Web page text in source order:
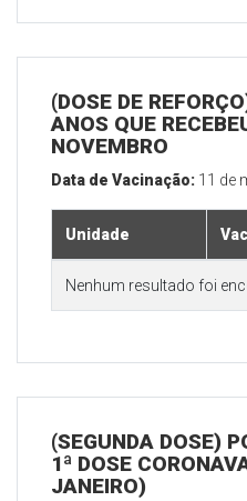
(DOSE DE
ANOS QUE
NOVEMBRO
Data de Vacinação: 11 de
Unidade
Nenhum resultado foi
(SEGUNDA DOSE)
1ª DOSE
JANEIRO)